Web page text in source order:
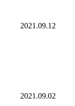
2021.09.12
2021.09.02